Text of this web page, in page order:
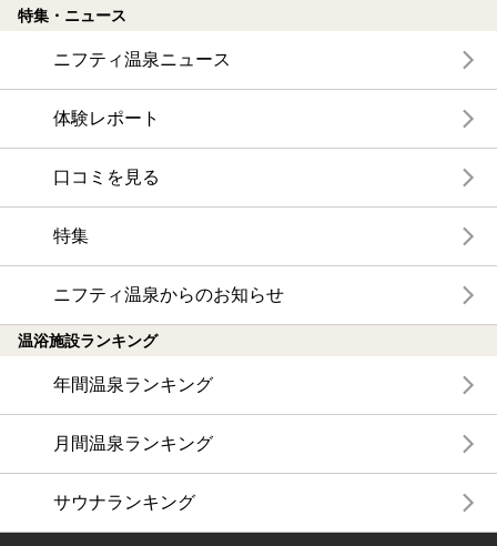
特集・ニュース
ニフティ温泉ニュース
体験レポート
口コミを見る
特集
ニフティ温泉からのお知らせ
温浴施設ランキング
年間温泉ランキング
月間温泉ランキング
サウナランキング